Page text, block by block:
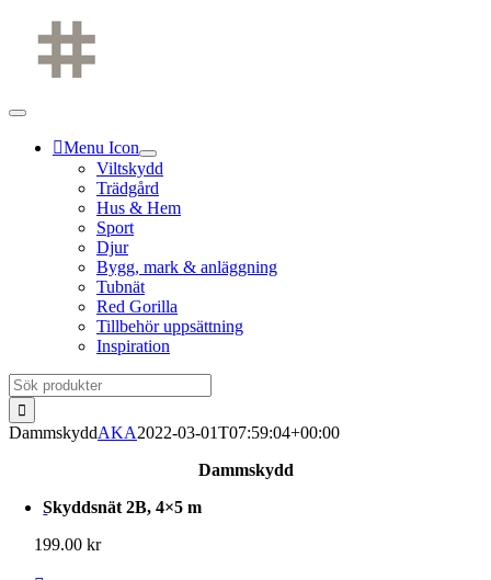
Fortsätt
innehållet
Menu Icon
Viltskydd
Trädgård
Hus & Hem
Sport
Djur
Bygg, mark & anläggning
Tubnät
Red Gorilla
Tillbehör uppsättning
Inspiration
Sök
efter:
DammskyddAKA2022-03-01T07:59:04+00:00
Dammskydd
Skyddsnät 2B, 4×5 m
199.00kr